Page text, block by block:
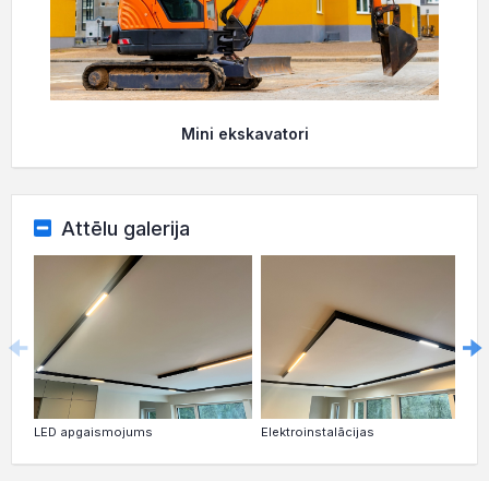
Mini ekskavatori
Attēlu galerija
LED apgaismojums Elektroinstalācijas